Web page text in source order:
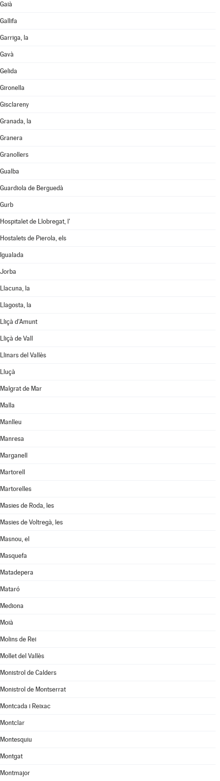
Gaià
Gallifa
Garriga, la
Gavà
Gelida
Gironella
Gisclareny
Granada, la
Granera
Granollers
Gualba
Guardiola de Berguedà
Gurb
Hospitalet de Llobregat, l'
Hostalets de Pierola, els
Igualada
Jorba
Llacuna, la
Llagosta, la
Lliçà d'Amunt
Lliçà de Vall
Llinars del Vallès
Lluçà
Malgrat de Mar
Malla
Manlleu
Manresa
Marganell
Martorell
Martorelles
Masies de Roda, les
Masies de Voltregà, les
Masnou, el
Masquefa
Matadepera
Mataró
Mediona
Moià
Molins de Rei
Mollet del Vallès
Monistrol de Calders
Monistrol de Montserrat
Montcada i Reixac
Montclar
Montesquiu
Montgat
Montmajor